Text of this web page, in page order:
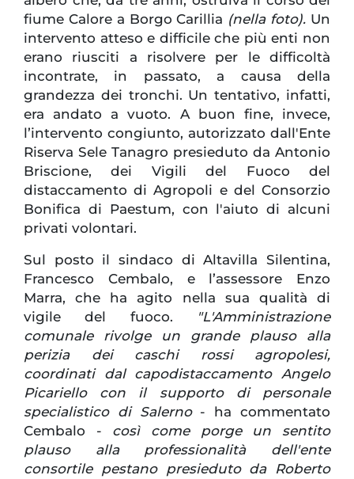
fiume Calore a Borgo Carillia (nella foto). Un
intervento atteso e difficile che più enti non
erano riusciti a risolvere per le difficoltà
incontrate, in passato, a causa della
grandezza dei tronchi. Un tentativo, infatti,
era andato a vuoto. A buon fine, invece,
l’intervento congiunto, autorizzato dall'Ente
Riserva Sele Tanagro presieduto da Antonio
Briscione, dei Vigili del Fuoco del
distaccamento di Agropoli e del Consorzio
Bonifica di Paestum, con l'aiuto di alcuni
privati volontari.
Sul posto il sindaco di Altavilla Silentina,
Francesco Cembalo, e l’assessore Enzo
Marra, che ha agito nella sua qualità di
vigile del fuoco.
"L'Amministrazione
comunale rivolge un grande plauso alla
perizia dei caschi rossi agropolesi,
coordinati dal capodistaccamento Angelo
Picariello con il supporto di personale
specialistico di Salerno - ha commentato
Cembalo - così come porge un sentito
plauso alla professionalità dell'ente
consortile pestano presieduto da Roberto